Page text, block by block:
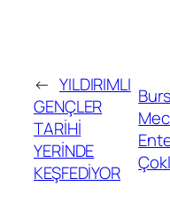
← YILDIRIMLI
GENÇLER
TARİHİ
YERİNDE
KEŞFEDİYOR